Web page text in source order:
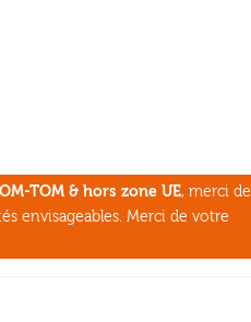
TOM & hors zone UE, merci de
envisageables. Merci de votre